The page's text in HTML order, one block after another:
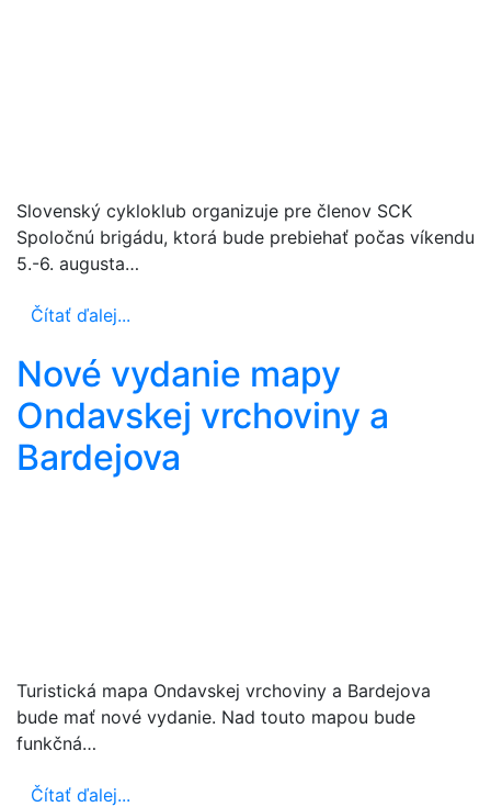
Slovenský cykloklub organizuje pre členov SCK
Spoločnú brigádu, ktorá bude prebiehať počas víkendu
5.-6. augusta…
Čítať ďalej...
Nové vydanie mapy
Ondavskej vrchoviny a
Bardejova
Turistická mapa Ondavskej vrchoviny a Bardejova
bude mať nové vydanie. Nad touto mapou bude
funkčná…
Čítať ďalej...